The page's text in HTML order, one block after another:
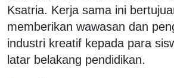
Ksatria. Kerja sama ini
memberikan wawasan dan
industri kreatif kepada para
latar belakang pendidikan.